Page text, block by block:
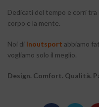
Dedicati del tempo e corri
corpo e la mente.
Noi di Inoutsport abbiamo
vogliamo solo il meglio.
Design. Comfort. Qualità.